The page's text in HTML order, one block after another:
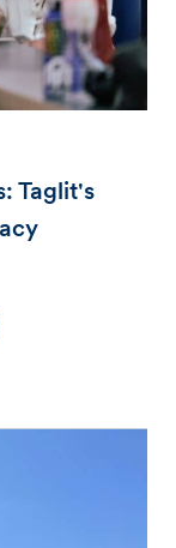
Taglit's